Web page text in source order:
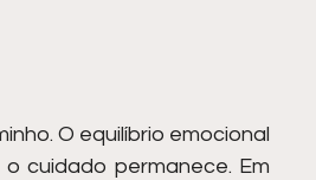
O equilíbrio emocional
cuidado permanece. Em